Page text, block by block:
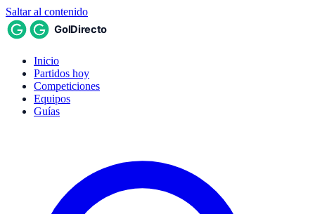
Saltar al contenido
Inicio
Partidos hoy
Competiciones
Equipos
Guías